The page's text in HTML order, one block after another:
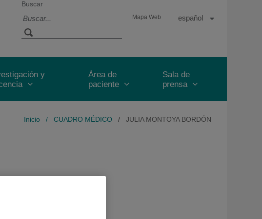
Buscar
Mapa Web
SelectorIdioma
Español
y
Área de
paciente
Sala de
prensa
Inicio / CUADRO MÉDICO / JULIA MONTOYA BORDÓN
D.C.